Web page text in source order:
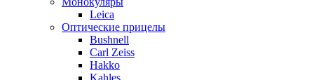
Leica
Оптические прицелы
Bushnell
Carl Zeiss
Hakko
Kahles